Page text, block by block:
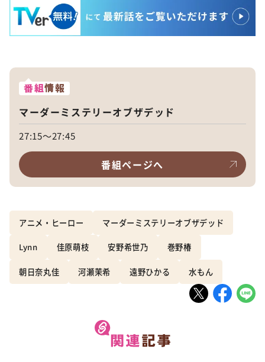
番組情報
マーダーミステリーオブザデッド
27:15～27:45
番組ページへ
アニメ・ヒーロー マーダーミステリーオブザデッド
Lynn 佳原萌枝 安野希世乃 巻野椿
朝日奈丸佳 河瀬茉希 遠野ひかる 水もん